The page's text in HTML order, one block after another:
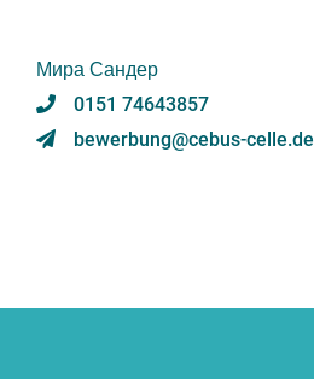
Мира Сандер
0151 74643857
bewerbung@cebus-celle.de